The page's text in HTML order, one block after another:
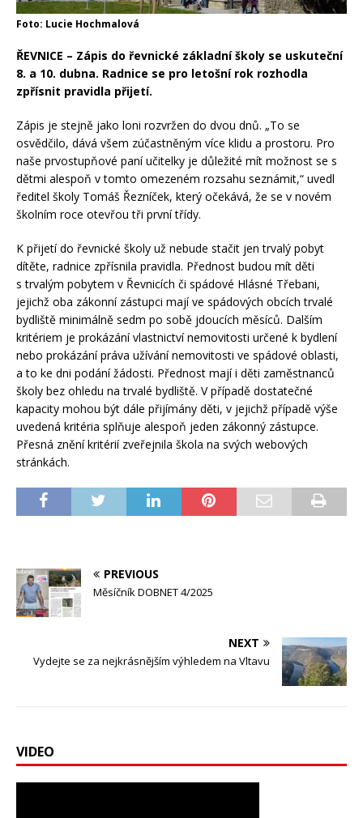
Foto: Lucie Hochmalová
ŘEVNICE – Zápis do řevnické základní školy se uskuteční
8. a 10. dubna. Radnice se pro letošní rok rozhodla
zpřísnit pravidla přijetí.
Zápis je stejně jako loni rozvržen do dvou dnů. „To se
osvědčilo, dává všem zúčastněným více klidu a prostoru. Pro
naše prvostupňové paní učitelky je důležité mít možnost se s
dětmi alespoň v tomto omezeném rozsahu seznámit,“ uvedl
ředitel školy Tomáš Řezníček, který očekává, že se v novém
školním roce otevřou tři první třídy.
K přijetí do řevnické školy už nebude stačit jen trvalý pobyt
dítěte, radnice zpřísnila pravidla. Přednost budou mít děti
s trvalým pobytem v Řevnicích či spádové Hlásné Třebani,
jejichž oba zákonní zástupci mají ve spádových obcích trvalé
bydliště minimálně sedm po sobě jdoucích měsíců. Dalším
kritériem je prokázání vlastnictví nemovitosti určené k bydlení
nebo prokázání práva užívání nemovitosti ve spádové oblasti,
a to ke dni podání žádosti. Přednost mají i děti zaměstnanců
školy bez ohledu na trvalé bydliště. V případě dostatečné
kapacity mohou být dále přijímány děti, v jejichž případě výše
uvedená kritéria splňuje alespoň jeden zákonný zástupce.
Přesná znění kritérií zveřejnila škola na svých webových
stránkách.
PREVIOUS
Měsíčník DOBNET 4/2025
NEXT
Vydejte se za nejkrásnějším výhledem na Vltavu
VIDEO